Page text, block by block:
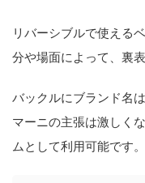
リバーシブルで使える
分や場面によって、裏
バックルにブランド名
マーニの主張は激しく
ムとして利用可能です。